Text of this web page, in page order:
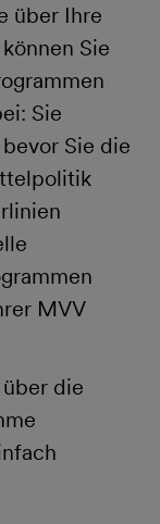
über Ihre
Sie
Sie
Sie die
MVV
die